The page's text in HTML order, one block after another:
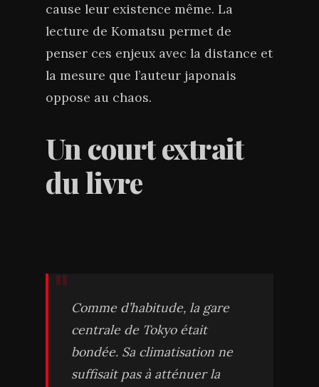
cause leur existence même. La
lecture de Komatsu permet de
penser ces enjeux avec la distance et
la mesure que l’auteur japonais
oppose au chaos.
Un court extrait
du livre
Comme d’habitude, la gare
centrale de Tokyo était
bondée. Sa climatisation ne
suffisait pas à atténuer la